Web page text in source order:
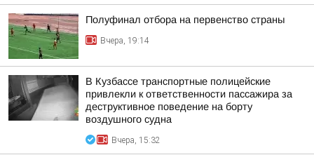
Полуфинал отбора на первенство страны
Вчера, 19:14
В Кузбассе транспортные полицейские
привлекли к ответственности пассажира за
деструктивное поведение на борту
воздушного судна
Вчера, 15:32